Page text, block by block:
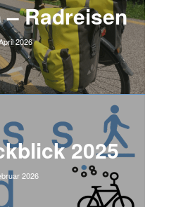
Radreisen
2026
2025
2026